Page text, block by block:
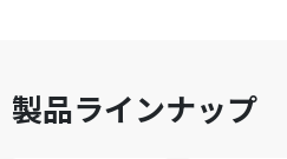
製品ラインナップ